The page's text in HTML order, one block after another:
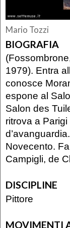
Mario Tozzi
BIOGRAFIA
1979). Entra
conosce
espone al
Salon des
ritrova a
Novecento.
Campigli, de
DISCIPLINE
Pittore
MOVIMENTI